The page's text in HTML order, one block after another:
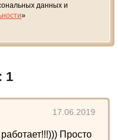
данных и
»
1
17.06.2019
Просто